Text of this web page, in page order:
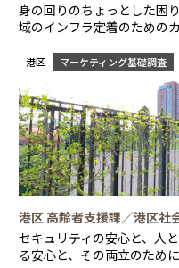
身の回りのちょっとした困
域のインフラ定着のための
港区 マーケティング基礎調査
港区 高齢者支援課／港区社
セキュリティの安心と、人
る安心と、その両立のため